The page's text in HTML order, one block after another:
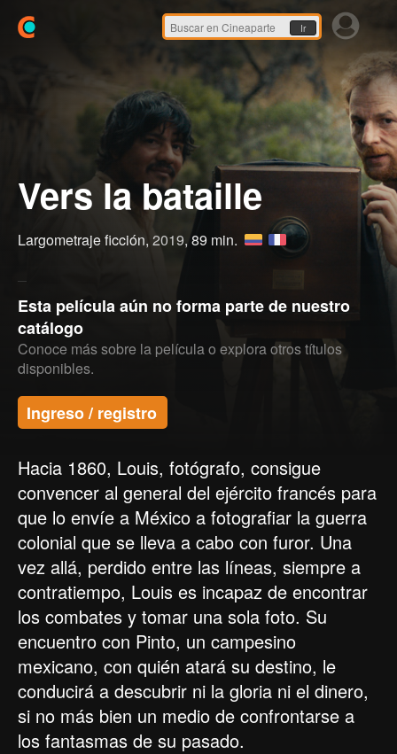
Ir
Vers la bataille
Largometraje ficción, 2019, 89 min.
Esta película aún no forma parte de nuestro
catálogo
Conoce más sobre la película o explora otros títulos
disponibles.
Ingreso / registro
Hacia 1860, Louis, fotógrafo, consigue
convencer al general del ejército francés para
que lo envíe a México a fotografiar la guerra
colonial que se lleva a cabo con furor. Una
vez allá, perdido entre las líneas, siempre a
contratiempo, Louis es incapaz de encontrar
los combates y tomar una sola foto. Su
encuentro con Pinto, un campesino
mexicano, con quién atará su destino, le
conducirá a descubrir ni la gloria ni el dinero,
si no más bien un medio de confrontarse a
los fantasmas de su pasado.